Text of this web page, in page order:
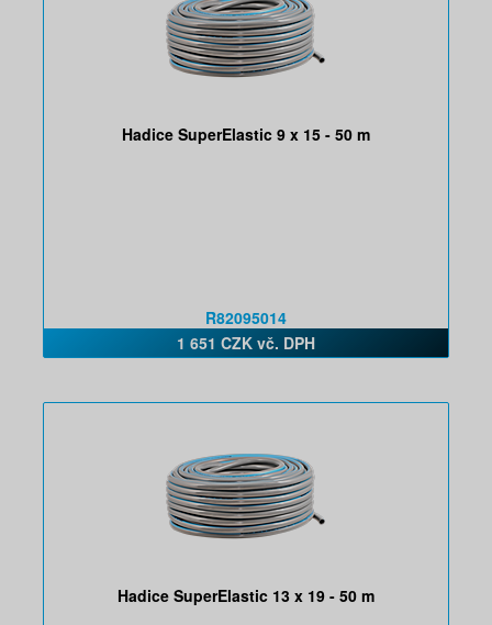
Hadice SuperElastic 9 x 15 - 50 m
R82095014
1 651 CZK vč. DPH
Hadice SuperElastic 13 x 19 - 50 m